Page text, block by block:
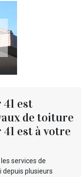
est
de toiture
est à votre
services de
depuis plusieurs